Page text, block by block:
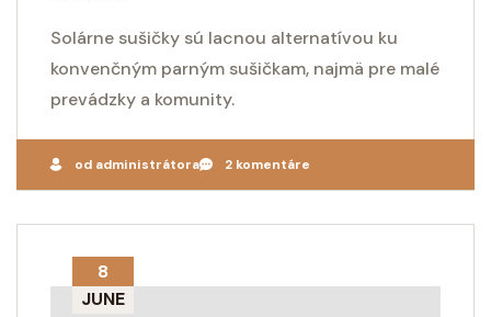
Solárne sušičky sú lacnou alternatívou ku
konvenčným parným sušičkam, najmä pre malé
prevádzky a komunity.
od administrátora 2 komentáre
8
JUNE